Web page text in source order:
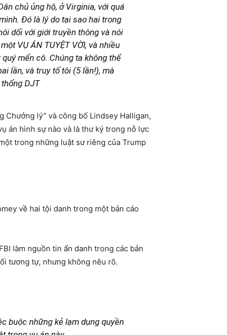
chủ ủng hộ, ở Virginia, với quá
Đó là lý do tại sao hai trong
dối với giới truyền thông và nói
VỤ ÁN TUYỆT VỜI, và nhiều
mến cô. Chúng ta không thể
lần, và truy tố tôi (5 lần!), mà
thống DJT
Chưởng lý” và công bố Lindsey Halligan,
án hình sự nào và là thư ký trong nỗ lực
trong những luật sư riêng của Trump
về hai tội danh trong một bản cáo
làm nguồn tin ẩn danh trong các bản
tương tự, nhưng không nêu rõ.
buộc những kẻ lạm dụng quyền